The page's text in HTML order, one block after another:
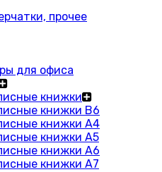
прочее
для офиса
книжки
книжки В6
книжки A4
книжки А5
книжки А6
книжки А7